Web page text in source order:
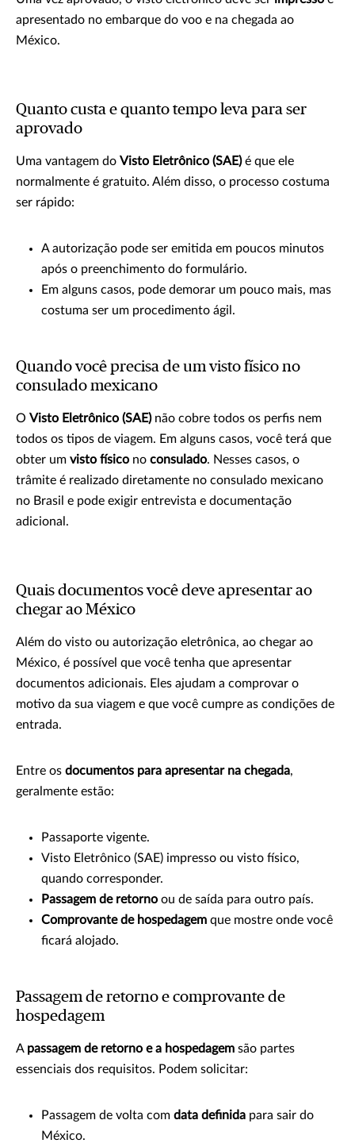
apresentado no embarque do voo e na chegada ao
México.
Quanto custa e quanto tempo leva para ser
aprovado
Uma vantagem do Visto Eletrônico (SAE)é que ele
normalmente é gratuito. Além disso, o processo costuma
ser rápido:
A autorização pode ser emitida em poucos minutos
após o preenchimento do formulário.
Em alguns casos, pode demorar um pouco mais, mas
costuma ser um procedimento ágil.
Quando você precisa de um visto físico no
consulado mexicano
O Visto Eletrônico (SAE)não cobre todos os perfis nem
todos os tipos de viagem. Em alguns casos, você terá que
obter um visto físico no consulado. Nesses casos, o
trâmite é realizado diretamente no consulado mexicano
no Brasil e pode exigir entrevista e documentação
adicional.
Quais documentos você deve apresentar ao
chegar ao México
Além do visto ou autorização eletrônica, ao chegar ao
México, é possível que você tenha que apresentar
documentos adicionais. Eles ajudam a comprovar o
motivo da sua viagem e que você cumpre as condições de
entrada.
Entre os documentos para apresentar na chegada,
geralmente estão:
Passaporte vigente.
Visto Eletrônico (SAE) impresso ou visto físico,
quando corresponder.
Passagem de retorno ou de saída para outro país.
Comprovante de hospedagem que mostre onde você
ficará alojado.
Passagem de retorno e comprovante de
hospedagem
A passagem de retorno e a hospedagem são partes
essenciais dos requisitos. Podem solicitar:
Passagem de volta com data definida para sair do
México.